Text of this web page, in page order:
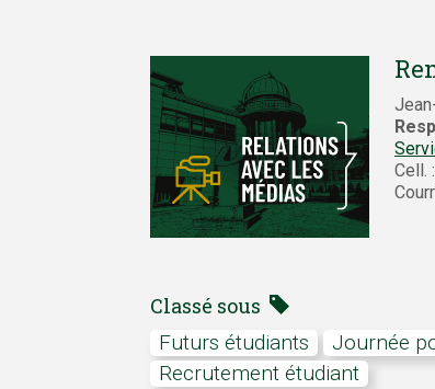
Cell.
Classé sous
Futurs étudiants Journée
Recrutement étudiant